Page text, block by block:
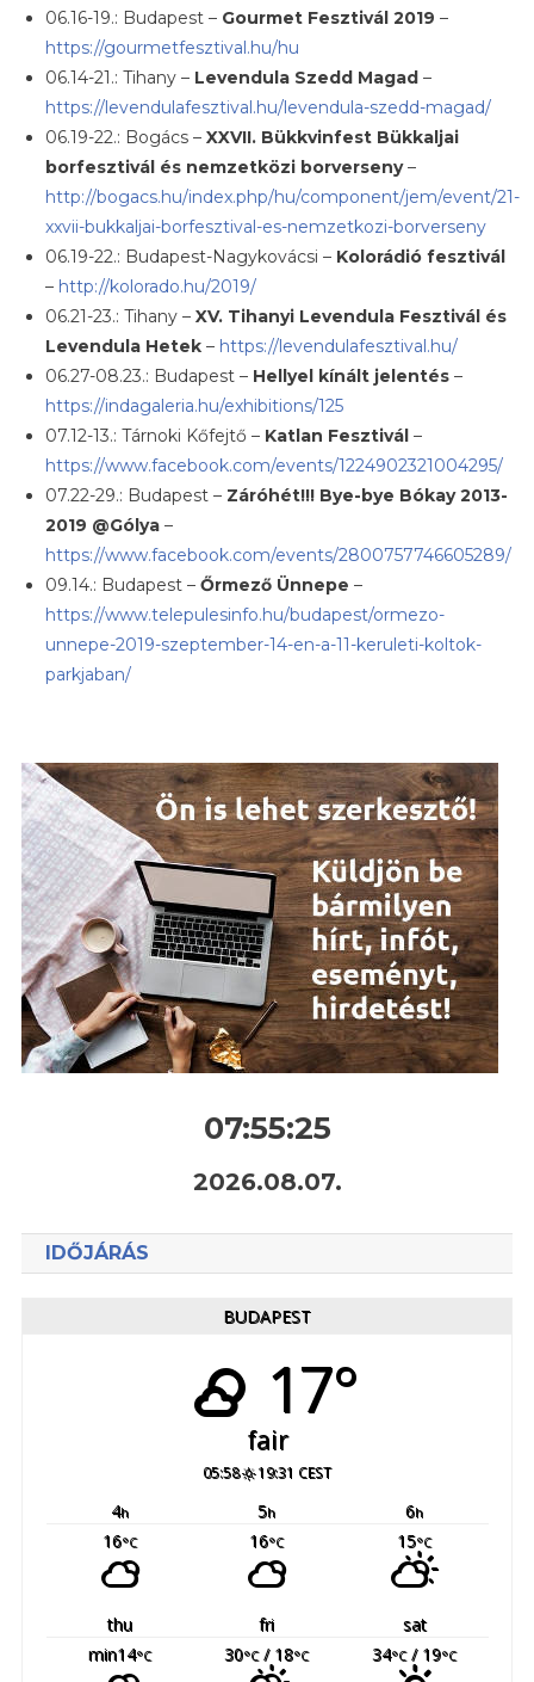
06.16-19.: Budapest – Gourmet Fesztivál 2019 –
https://gourmetfesztival.hu/hu
06.14-21.: Tihany – Levendula Szedd Magad–
https://levendulafesztival.hu/levendula-szedd-magad/
06.19-22.: Bogács – XXVII. Bükkvinfest Bükkaljai
borfesztivál és nemzetközi borverseny–
http://bogacs.hu/index.php/hu/component/jem/event/21-
xxvii-bukkaljai-borfesztival-es-nemzetkozi-borverseny
06.19-22.: Budapest-Nagykovácsi – Kolorádió fesztivál
– http://kolorado.hu/2019/
06.21-23.: Tihany – XV. Tihanyi Levendula Fesztivál és
Levendula Hetek– https://levendulafesztival.hu/
06.27-08.23.: Budapest – Hellyel kínált jelentés–
https://indagaleria.hu/exhibitions/125
07.12-13.: Tárnoki Kőfejtő – Katlan Fesztivál–
https://www.facebook.com/events/1224902321004295/
07.22-29.: Budapest – Záróhét!!! Bye-bye Bókay 2013-
2019 @Gólya–
https://www.facebook.com/events/2800757746605289/
09.14.: Budapest – Őrmező Ünnepe –
https://www.telepulesinfo.hu/budapest/ormezo-
unnepe-2019-szeptember-14-en-a-11-keruleti-koltok-
parkjaban/
07:55:25
2026.08.07.
IDŐJÁRÁS
BUDAPEST
17°
fair
05:58 19:31 CEST
4h 5h 6h
16°C 16°C 15°C
thu fri
sat
min14°C 30°C/ 18°C 34°C/ 19°C